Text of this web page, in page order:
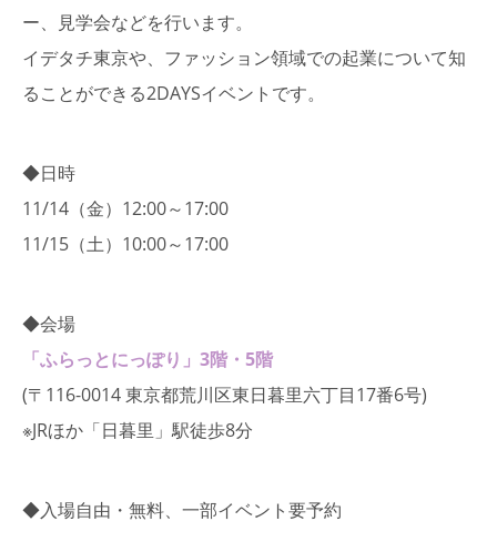
ー、見学会などを行います。
イデタチ東京や、ファッション領域での起業について知
ることができる2DAYSイベントです。
◆日時
11/14（金）12:00～17:00
11/15（土）10:00～17:00
◆会場
「ふらっとにっぽり」3階・5階
(〒116-0014 東京都荒川区東日暮里六丁目17番6号)
※JRほか「日暮里」駅徒歩8分
◆入場自由・無料、一部イベント要予約